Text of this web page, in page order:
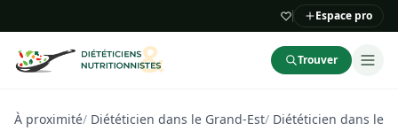
Espace pro
Trouver
À proximité/ Diététicien dans le Grand-Est/ Diététicien dans les